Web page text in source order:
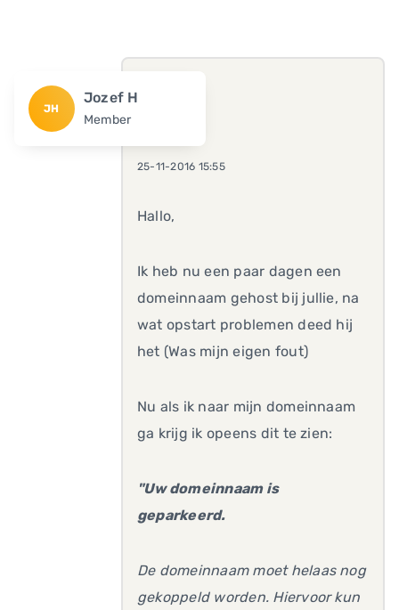
JH
Jozef H
Member
25-11-2016 15:55
Hallo,
Ik heb nu een paar dagen een
domeinnaam gehost bij jullie, na
wat opstart problemen deed hij
het (Was mijn eigen fout)
Nu als ik naar mijn domeinnaam
ga krijg ik opeens dit te zien:
"Uw domeinnaam is
geparkeerd.
De domeinnaam moet helaas nog
gekoppeld worden. Hiervoor kun